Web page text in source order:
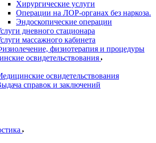
Хирургические услуги
Операции на ЛОР-органах без наркоза.
Эндоскопические операции
дневного стационара
массажного кабинета
физиотерапия и процедуры
освидетельствования
освидетельствования
справок и заключений